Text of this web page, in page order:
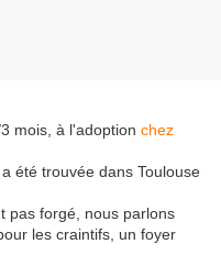
mois, à l'adoption chez
été trouvée dans Toulouse
pas forgé, nous parlons
les craintifs, un foyer